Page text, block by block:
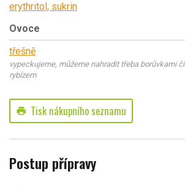
erythritol, sukrin
Ovoce
třešně
vypeckujeme, můžeme nahradit třeba borůvkami či
rybízem
print Tisk nákupního seznamu
Postup přípravy